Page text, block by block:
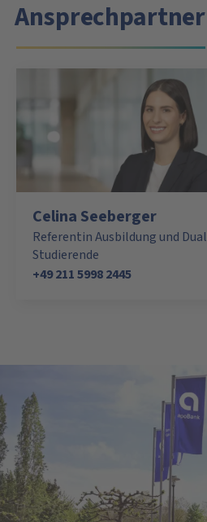
Ansprechpartner
Celina Seeberger
Referentin Ausbildung und Dual
Studierende
+49 211 5998 2445